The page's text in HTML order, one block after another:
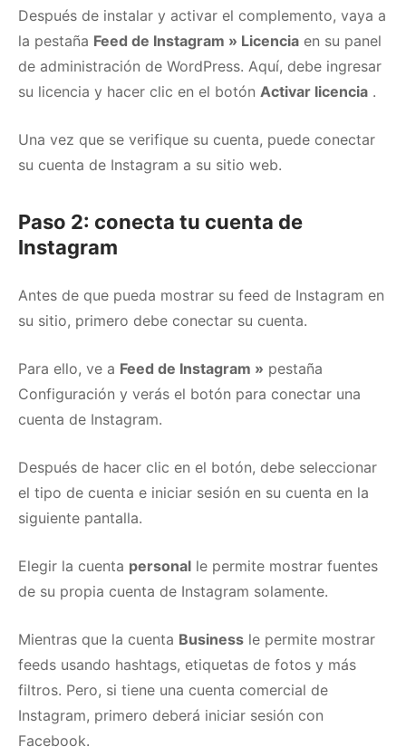
Después de instalar y activar el complemento, vaya a
la pestaña Feed de Instagram » Licencia en su panel
de administración de WordPress. Aquí, debe ingresar
su licencia y hacer clic en el botón Activar licencia .
Una vez que se verifique su cuenta, puede conectar
su cuenta de Instagram a su sitio web.
Paso 2: conecta tu cuenta de
Instagram
Antes de que pueda mostrar su feed de Instagram en
su sitio, primero debe conectar su cuenta.
Para ello, ve a Feed de Instagram » pestaña
Configuración y verás el botón para conectar una
cuenta de Instagram.
Después de hacer clic en el botón, debe seleccionar
el tipo de cuenta e iniciar sesión en su cuenta en la
siguiente pantalla.
Elegir la cuenta personal le permite mostrar fuentes
de su propia cuenta de Instagram solamente.
Mientras que la cuenta Business le permite mostrar
feeds usando hashtags, etiquetas de fotos y más
filtros. Pero, si tiene una cuenta comercial de
Instagram, primero deberá iniciar sesión con
Facebook.